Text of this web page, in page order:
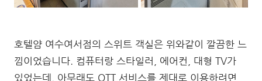
호텔얌 여수여서점의 스위트 객실은 위와같이 깔끔한 느
낌이었습니다. 컴퓨터랑 스타일러, 에어컨, 대형 TV가
있었는데, 아무래도 OTT 서비스를 제대로 이용하려면